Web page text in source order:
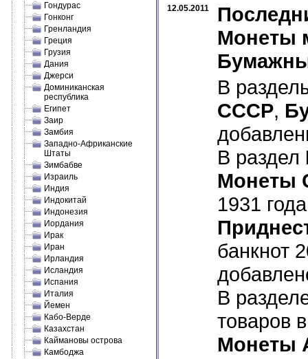
Гондурас
Гонконг
Гренландия
Греция
Грузия
Дания
Джерси
Доминиканская
республика
Египет
Заир
Замбия
Западно-Африканские
Штаты
Зимбабве
Израиль
Индия
Индокитай
Индонезия
Иордания
Ирак
Иран
Ирландия
Исландия
Испания
Италия
Йемен
Кабо-Верде
Казахстан
Каймановы острова
Камбоджа
12.05.2011
Монеты
В
СССР,
В раздел
Монеты
1931
банкнот
В
товаров
Монеты